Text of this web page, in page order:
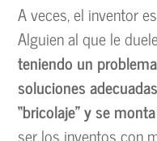
A veces, el inventor
Alguien al que le
teniendo un
soluciones
“bricolaje” y se